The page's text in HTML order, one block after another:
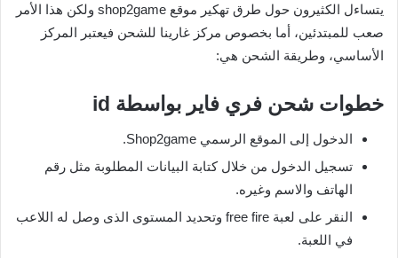
يتساءل الكثيرون حول طرق تهكير موقع shop2game ولكن هذا الأمر
صعب للمبتدئين، أما بخصوص مركز غارينا للشحن فيعتبر المركز
الأساسي، وطريقة الشحن هي:
خطوات شحن فري فاير بواسطة id
الدخول إلى الموقع الرسمي Shop2game.
تسجيل الدخول من خلال كتابة البيانات المطلوبة مثل رقم
الهاتف والاسم وغيره.
النقر على لعبة free fire وتحديد المستوى الذى وصل له اللاعب
في اللعبة.